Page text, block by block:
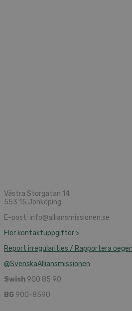
Västra Storgatan 14
553 15 Jönköping
E-post: info@alliansmissionen.se
Fler kontaktuppgifter >
Report irregularities / Rapportera
@SvenskaAlliansmissionen
Swish 900 85 90
BG 900-8590